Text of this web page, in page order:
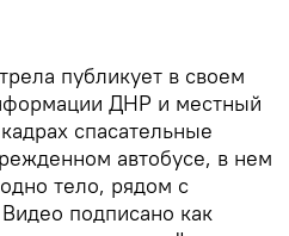
публикует в своем
ДНР и местный
спасательные
автобусе, в нем
тело, рядом с
подписано как